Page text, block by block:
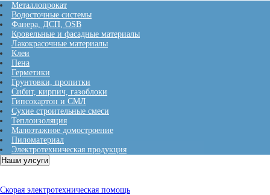
Металлопрокат
Водосточные системы
Фанера, ДСП, OSB
Кровельные и фасадные материалы
Лакокрасочные материалы
Клеи
Пена
Герметики
Грунтовки, пропитки
Сибит, кирпич, газоблоки
Гипсокартон и СМЛ
Сухие строительные смеси
Теплоизоляция
Малоэтажное домостроение
Пиломатериал
Электротехническая продукция
Наши улсуги
Скорая электротехническая помощь